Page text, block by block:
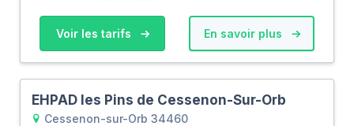
Voir les tarifs En savoir plus
EHPAD les Pins de Cessenon-Sur-Orb
Cessenon-sur-Orb 34460